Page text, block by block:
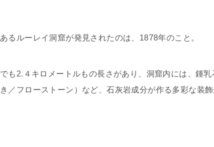
るルーレイ洞窟が発見されたのは、1878年のこと。
も2.４キロメートルもの長さがあり、洞窟内には、鍾乳
／フローストーン）など、石灰岩成分が作る多彩な装飾